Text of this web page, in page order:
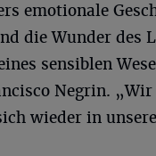
emotionale
die Wunder des
sensiblen
Negrin.
wieder in